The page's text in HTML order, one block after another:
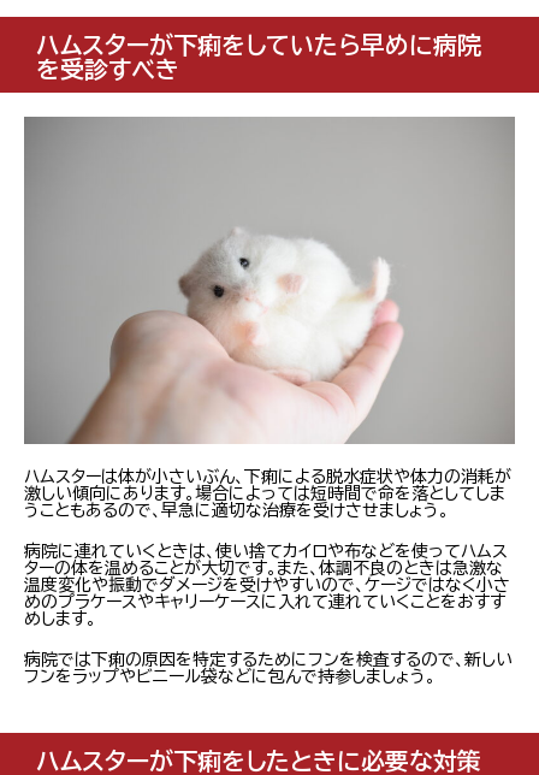
ハムスターが下痢をしていたら早めに病院
を受診すべき
ハムスターは体が小さいぶん、下痢による脱水症状や体力の消耗が
激しい傾向にあります。場合によっては短時間で命を落としてしま
うこともあるので、早急に適切な治療を受けさせましょう。
病院に連れていくときは、使い捨てカイロや布などを使ってハムス
ターの体を温めることが大切です。また、体調不良のときは急激な
温度変化や振動でダメージを受けやすいので、ケージではなく小さ
めのプラケースやキャリーケースに入れて連れていくことをおすす
めします。
病院では下痢の原因を特定するためにフンを検査するので、新しい
フンをラップやビニール袋などに包んで持参しましょう。
ハムスターが下痢をしたときに必要な対策